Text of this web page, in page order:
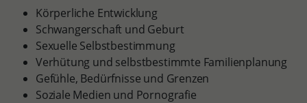
Körperliche Entwicklung
Schwangerschaft und Geburt
Sexuelle Selbstbestimmung
Verhütung und selbstbestimmte Familienplanung
Gefühle, Bedürfnisse und Grenzen
Soziale Medien und Pornografie